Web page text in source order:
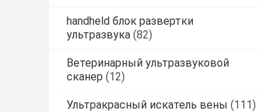
handheld блок развертки
ультразвука (82)
Ветеринарный ультразвуковой
сканер (12)
Ультракрасный искатель вены (111)